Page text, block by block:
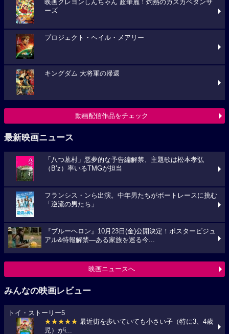
映画クレヨンしんちゃん 超華麗！灼熱のカスカベダンサ
ーズ
プロジェクト・ヘイル・メアリー
キングダム 大将軍の帰還
動画配信作品をチェック
最新映画ニュース
「八つ墓村」悪夢的な予告編解禁、主題歌は松本孝弘
（B’z）率いるTMGが担当
フランシス・ンら出演。中年男たちがボートレースに挑む
「逆流の男たち」
『ブルーヘロン』10月23日(金)公開決定！ポスタービジュ
アル&特報解禁―ある家族を巡る今...
映画ニュースへ
みんなの映画レビュー
トイ・ストーリー5
★★★★★ 最近街を歩いていても小さい子（特に3、4歳
児）がi...